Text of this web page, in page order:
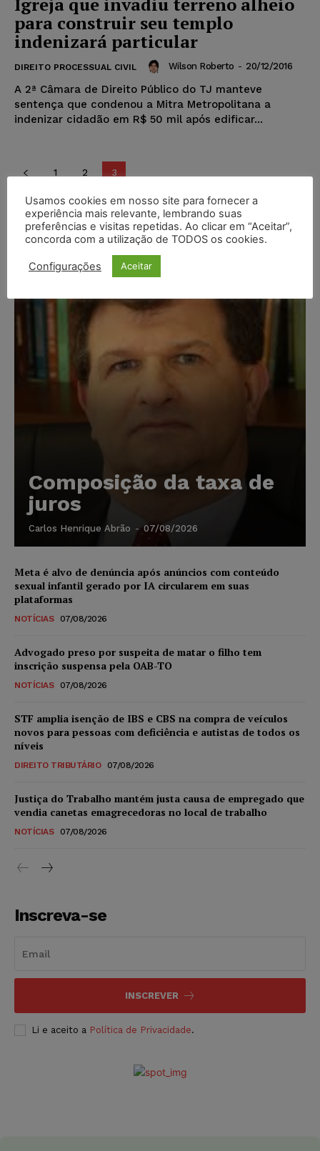
para construir seu templo
indenizará particular
DIREITO PROCESSUAL CIVIL Wilson Roberto - 20/12/2016
A 2ª Câmara de Direito Público do TJ manteve
sentença que condenou a Mitra Metropolitana a
indenizar cidadão em R$ 50 mil após edificar...
1 2 3
Popular
Composição da taxa de
juros
Carlos Henrique Abrão - 07/08/2026
Meta é alvo de denúncia após anúncios com conteúdo
sexual infantil gerado por IA circularem em suas
plataformas
NOTÍCIAS 07/08/2026
Advogado preso por suspeita de matar o filho tem
inscrição suspensa pela OAB-TO
NOTÍCIAS 07/08/2026
STF amplia isenção de IBS e CBS na compra de veículos
novos para pessoas com deficiência e autistas de todos os
níveis
DIREITO TRIBUTÁRIO 07/08/2026
Justiça do Trabalho mantém justa causa de empregado que
vendia canetas emagrecedoras no local de trabalho
NOTÍCIAS 07/08/2026
Inscreva-se
INSCREVER
Li e aceito a Política de Privacidade.
Usamos cookies em nosso site para fornecer a
experiência mais relevante, lembrando suas
preferências e visitas repetidas. Ao clicar em “Aceitar”,
concorda com a utilização de TODOS os cookies.
Configurações Aceitar